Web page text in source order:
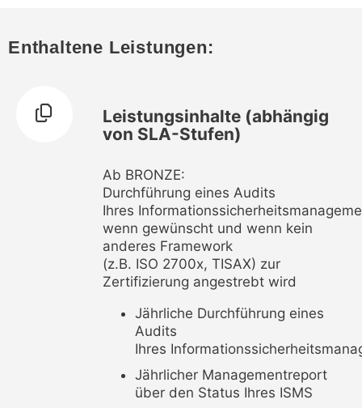
Enthaltene Leistungen:
Leistungsinhalte (abhängig
von SLA-Stufen)
Ab BRONZE:
Durchführung eines Audits
Ihres
wenn gewünscht und wenn kein
anderes Framework
(z.B. ISO 2700x, TISAX) zur
Zertifizierung angestrebt wird
Jährliche Durchführung eines
Audits
Ihres
Jährlicher Managementreport
über den Status Ihres ISMS